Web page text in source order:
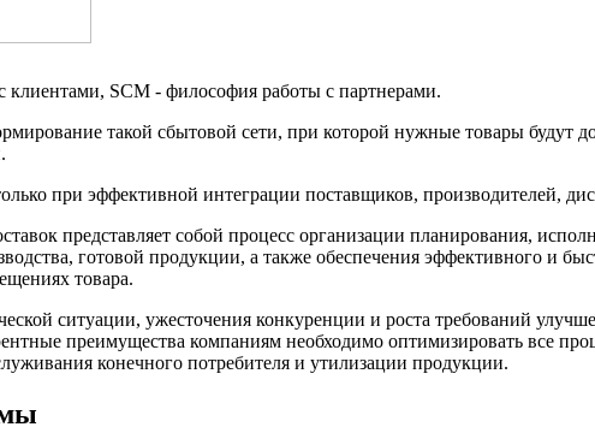
SCM - философия работы с партнерами.
такой сбытовой сети, при которой нужные товары будут
при эффективной интеграции поставщиков, производителей,
представляет собой процесс организации планирования,
готовой продукции, а также обеспечения эффективного и
товара.
ситуации, ужесточения конкуренции и роста требований
преимущества компаниям необходимо оптимизировать все
конечного потребителя и утилизации продукции.